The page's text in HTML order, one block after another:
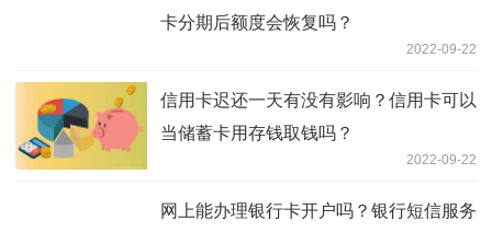
卡分期后额度会恢复吗？
2022-09-22
信用卡迟还一天有没有影响？信用卡可以
当储蓄卡用存钱取钱吗？
2022-09-22
网上能办理银行卡开户吗？银行短信服务